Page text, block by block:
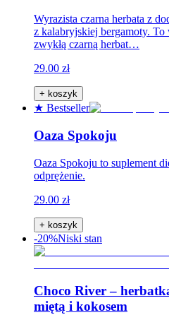
Wyrazista czarna herbata z
z kalabryjskiej bergamoty. To
zwykłą czarną herbat…
29.00 zł
+ koszyk
★ Bestseller
Oaza Spokoju
Oaza Spokoju to suplement
odprężenie.
29.00 zł
+ koszyk
-20%Niski stan
Choco River –
miętą i kokosem